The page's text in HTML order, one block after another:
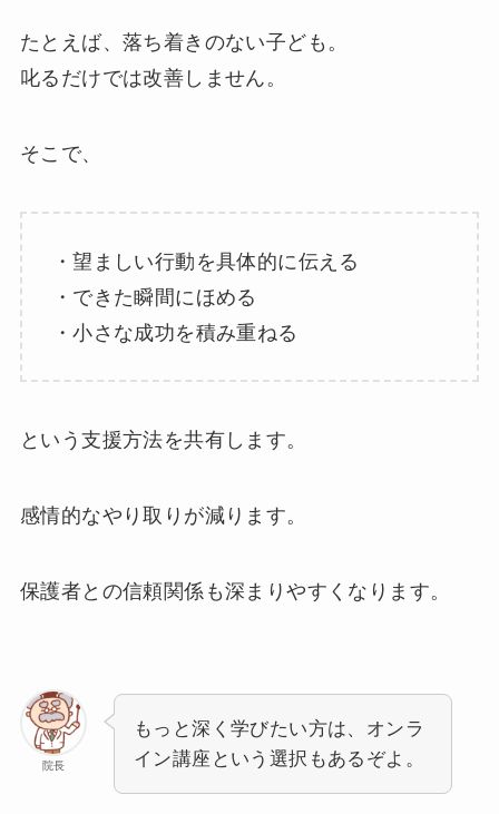
たとえば、落ち着きのない子ども。
叱るだけでは改善しません。
そこで、
・望ましい行動を具体的に伝える
・できた瞬間にほめる
・小さな成功を積み重ねる
という支援方法を共有します。
感情的なやり取りが減ります。
保護者との信頼関係も深まりやすくなります。
院長
もっと深く学びたい方は、オンラ
イン講座という選択もあるぞよ。